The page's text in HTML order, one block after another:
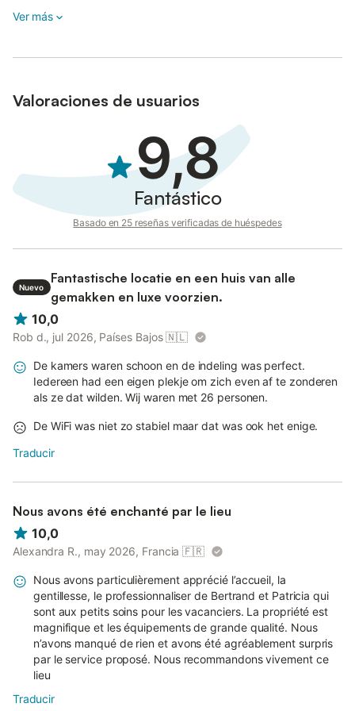
Ver más
Valoraciones de usuarios
9,8
Fantástico
Basado en 25 reseñas verificadas de huéspedes
Nuevo
Fantastische locatie en een huis van alle
gemakken en luxe voorzien.
10,0
Rob d., jul 2026, Países Bajos 🇳🇱
De kamers waren schoon en de indeling was perfect.
Iedereen had een eigen plekje om zich even af te zonderen
als ze dat wilden. Wij waren met 26 personen.
De WiFi was niet zo stabiel maar dat was ook het enige.
Traducir
Nous avons été enchanté par le lieu
10,0
Alexandra R., may 2026, Francia 🇫🇷
Nous avons particulièrement apprécié l’accueil, la
gentillesse, le professionnaliser de Bertrand et Patricia qui
sont aux petits soins pour les vacanciers. La propriété est
magnifique et les équipements de grande qualité. Nous
n’avons manqué de rien et avons été agréablement surpris
par le service proposé. Nous recommandons vivement ce
lieu
Traducir